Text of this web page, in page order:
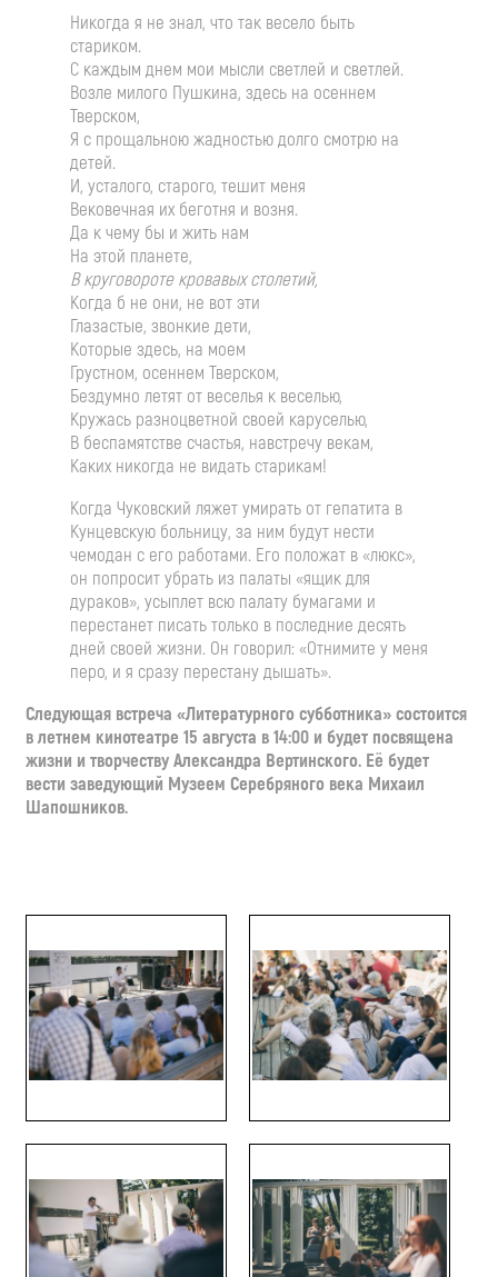
Никогда я не знал, что так весело быть
стариком.
С каждым днем мои мысли светлей и светлей.
Возле милого Пушкина, здесь на осеннем
Тверском,
Я с прощальною жадностью долго смотрю на
детей.
И, усталого, старого, тешит меня
Вековечная их беготня и возня.
Да к чему бы и жить нам
На этой планете,
В круговороте кровавых столетий,
Когда б не они, не вот эти
Глазастые, звонкие дети,
Которые здесь, на моем
Грустном, осеннем Тверском,
Бездумно летят от веселья к веселью,
Кружась разноцветной своей каруселью,
В беспамятстве счастья, навстречу векам,
Каких никогда не видать старикам!
Когда Чуковский ляжет умирать от гепатита в
Кунцевскую больницу, за ним будут нести
чемодан с его работами. Его положат в «люкс»,
он попросит убрать из палаты «ящик для
дураков», усыплет всю палату бумагами и
перестанет писать только в последние десять
дней своей жизни. Он говорил: «Отнимите у меня
перо, и я сразу перестану дышать».
Следующая встреча «Литературного субботника» состоится
в летнем кинотеатре 15 августа в 14:00 и будет посвящена
жизни и творчеству Александра Вертинского. Её будет
вести заведующий Музеем Серебряного века Михаил
Шапошников.